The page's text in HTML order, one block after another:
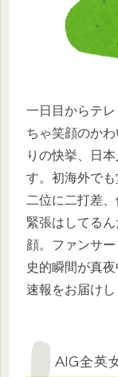
一日目からテ
ちゃ笑顔のかわ
りの快挙、日
す。初海外で
二位に二打差
緊張はしてる
顔。ファンサ
史的瞬間が真
速報をお届けし
AIG全英